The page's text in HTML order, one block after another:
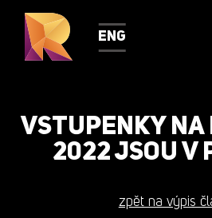
ENG
VSTUPENKY NA
2022 JSOU V
zpět na výpis